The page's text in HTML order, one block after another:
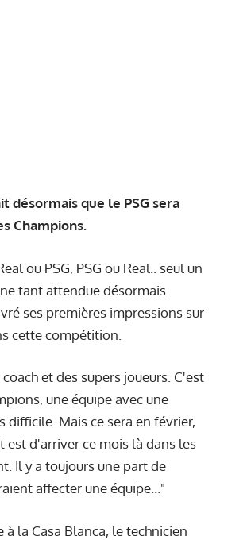
désormais que le PSG sera
Champions.
ou PSG, PSG ou Real.. seul un
tant attendue désormais.
ses premières impressions sur
cette compétition.
et des supers joueurs. C'est
une équipe avec une
difficile. Mais ce sera en février,
d'arriver ce mois là dans les
Il y a toujours une part de
affecter une équipe…"
la Casa Blanca, le technicien